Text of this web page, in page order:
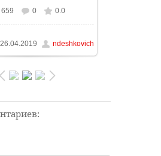
размере 800x600
90.2Kb
659 0 0.0
26.04.2019 ndeshkovich
: